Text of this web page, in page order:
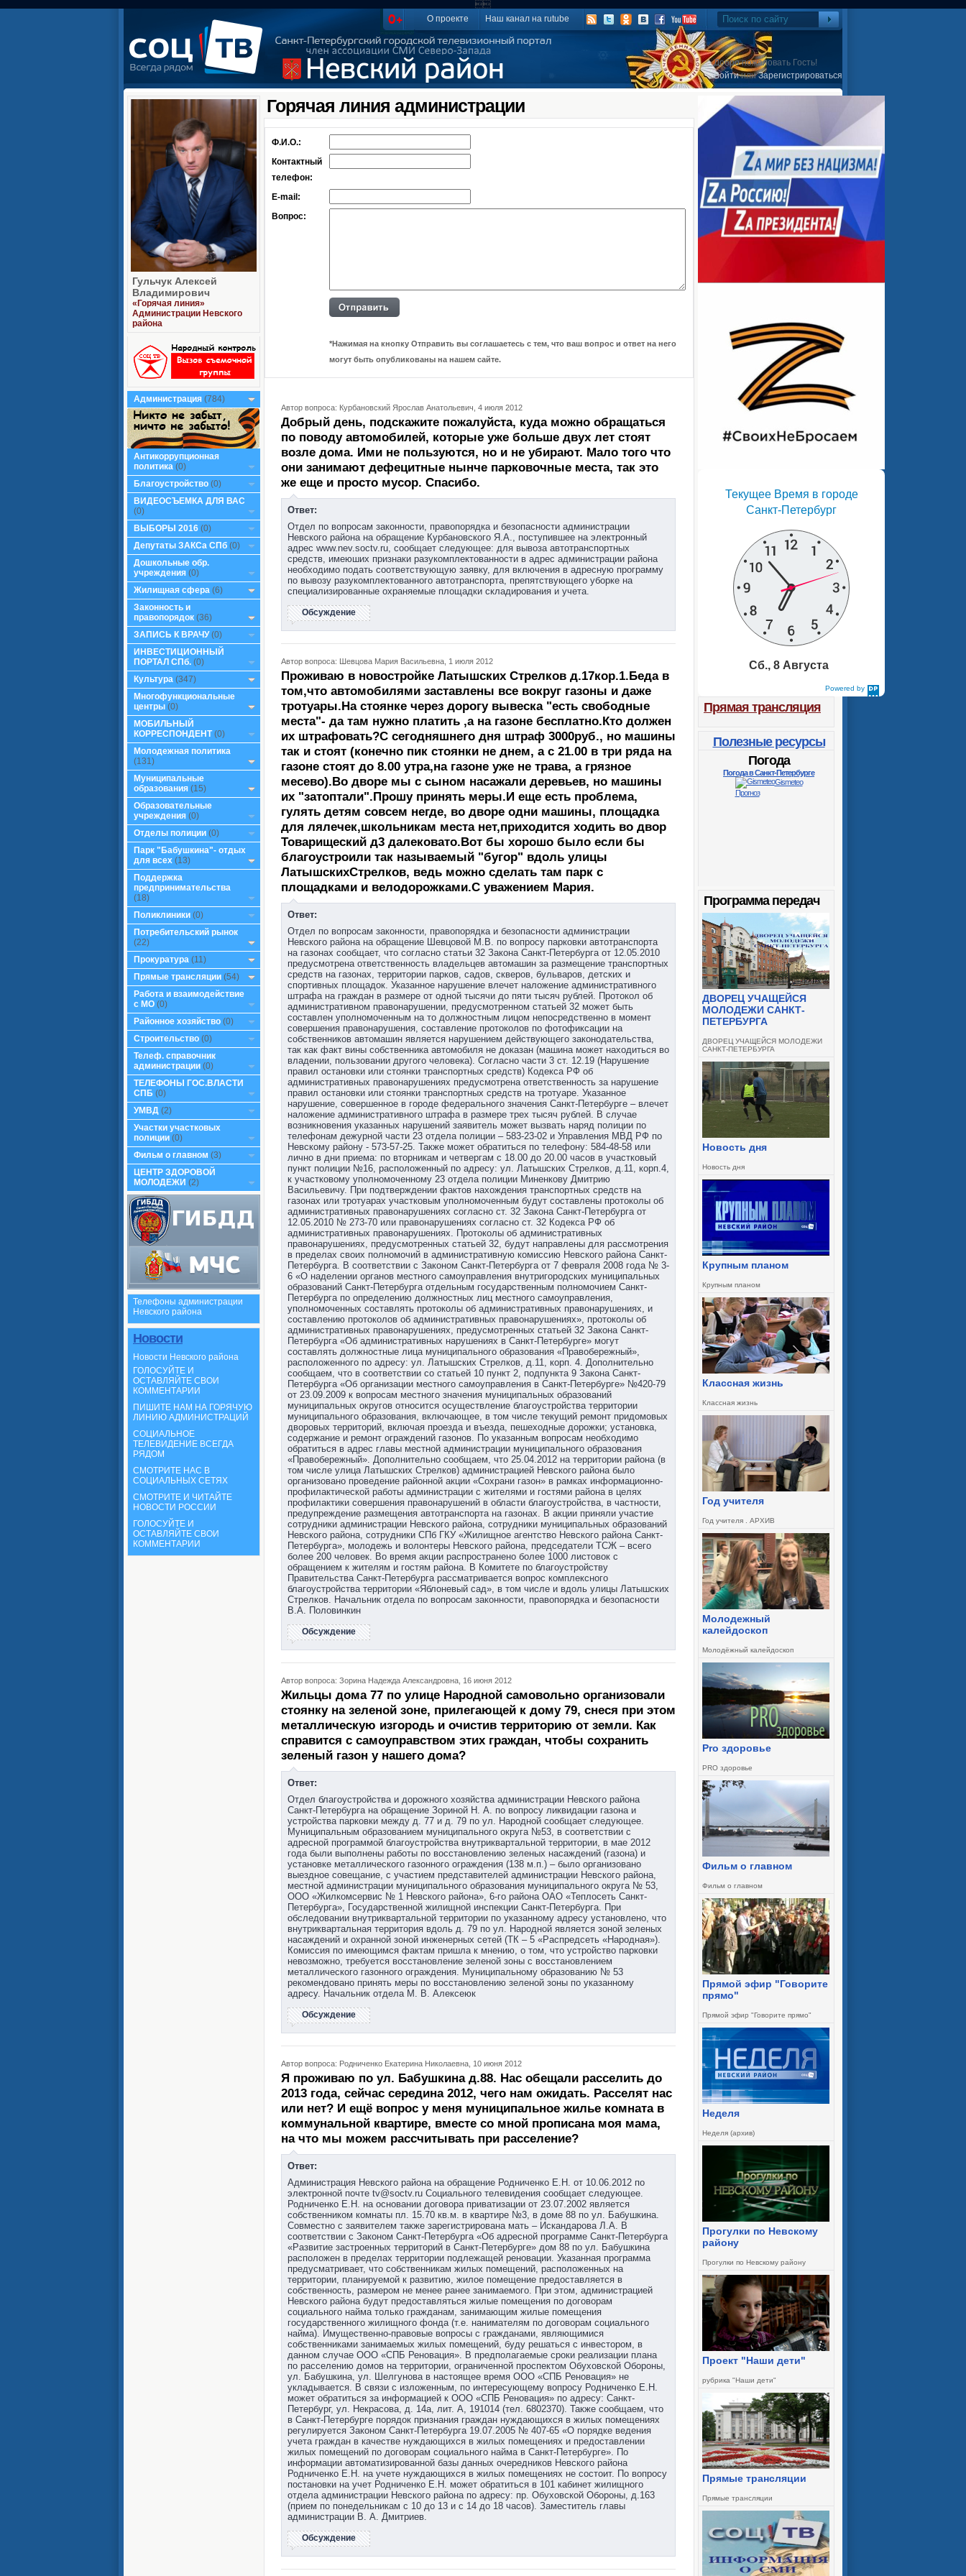

О проекте Наш канал на rutube
Добро пожаловать Гость!
ВойтиилиЗарегистрироваться
Гульчук Алексей
Владимирович
«Горячая линия»
Администрации Невского
района
Администрация (784)
Антикоррупционная
политика (0)
Благоустройство (0)
ВИДЕОСЪЕМКА ДЛЯ ВАС
(0)
ВЫБОРЫ 2016 (0)
Депутаты ЗАКСа СПб (0)
Дошкольные обр.
учреждения (0)
Жилищная сфера (6)
Законность и
правопорядок (36)
ЗАПИСЬ К ВРАЧУ(0)
ИНВЕСТИЦИОННЫЙ
ПОРТАЛ СПб. (0)
Культура (347)
Многофункциональные
центры (0)
МОБИЛЬНЫЙ
КОРРЕСПОНДЕНТ(0)
Молодежная политика
(131)
Муниципальные
образования (15)
Образовательные
учреждения (0)
Отделы полиции (0)
Парк "Бабушкина"- отдых
для всех (13)
Поддержка
предпринимательства
(18)
Поликлиники (0)
Потребительский рынок
(22)
Прокуратура (11)
Прямые трансляции (54)
Работа и взаимодействие
с МО (0)
Районное хозяйство (0)
Строительство (0)
Телеф. справочник
администрации (0)
ТЕЛЕФОНЫ ГОС.ВЛАСТИ
СПБ (0)
УМВД (2)
Участки участковых
полиции (0)
Фильм о главном (3)
ЦЕНТР ЗДОРОВОЙ
МОЛОДЕЖИ (2)
Телефоны администрации
Невского района
Новости
Новости Невского района
ГОЛОСУЙТЕ И
ОСТАВЛЯЙТЕ СВОИ
КОММЕНТАРИИ
ПИШИТЕ НАМ НА ГОРЯЧУЮ
ЛИНИЮ АДМИНИСТРАЦИЙ
СОЦИАЛЬНОЕ
ТЕЛЕВИДЕНИЕ ВСЕГДА
РЯДОМ
СМОТРИТЕ НАС В
СОЦИАЛЬНЫХ СЕТЯХ
СМОТРИТЕ И ЧИТАЙТЕ
НОВОСТИ РОССИИ
ГОЛОСУЙТЕ И
ОСТАВЛЯЙТЕ СВОИ
КОММЕНТАРИИ
Горячая линия администрации
Ф.И.О.:
Контактный
телефон:
E-mail:
Вопрос:
*Нажимая на кнопку Отправить вы соглашаетесь с тем, что ваш вопрос и ответ на него
могут быть опубликованы на нашем сайте.
Автор вопроса: Курбановский Ярослав Анатольевич, 4 июля 2012
Добрый день, подскажите пожалуйста, куда можно обращаться
по поводу автомобилей, которые уже больше двух лет стоят
возле дома. Ими не пользуются, но и не убирают. Мало того что
они занимают дефецитные нынче парковочные места, так это
же еще и просто мусор. Спасибо.
Ответ:
Отдел по вопросам законности, правопорядка и безопасности администрации
Невского района на обращение Курбановского Я.А., поступившее на электронный
адрес www.nev.soctv.ru, сообщает следующее: для вывоза автотранспортных
средств, имеюших признаки разукомплектованности в адрес администрации района
необходимо подать соответствующую заявку, для включения в адресную программу
по вывозу разукомплектованного автотранспорта, препятствующего уборке на
специализированные охраняемые площадки складирования и учета.
Обсуждение
Автор вопроса: Шевцова Мария Васильевна, 1 июля 2012
Проживаю в новостройке Латышских Стрелков д.17кор.1.Беда в
том,что автомобилями заставлены все вокруг газоны и даже
тротуары.На стоянке через дорогу вывеска "есть свободные
места"- да там нужно платить ,а на газоне бесплатно.Кто должен
их штрафовать?С сегодняшнего дня штраф 3000руб., но машины
так и стоят (конечно пик стоянки не днем, а с 21.00 в три ряда на
газоне стоят до 8.00 утра,на газоне уже не трава, а грязное
месево).Во дворе мы с сыном насажали деревьев, но машины
их "затоптали".Прошу принять меры.И еще есть проблема,
гулять детям совсем негде, во дворе одни машины, площадка
для лялечек,школьникам места нет,приходится ходить во двор
Товарищеский д3 далековато.Вот бы хорошо было если бы
благоустроили так называемый "бугор" вдоль улицы
ЛатышскихСтрелков, ведь можно сделать там парк с
площадками и велодорожками.С уважением Мария.
Ответ:
Отдел по вопросам законности, правопорядка и безопасности администрации
Невского района на обращение Шевцовой М.В. по вопросу парковки автотранспорта
на газонах сообщает, что согласно статьи 32 Закона Санкт-Петербурга от 12.05.2010
предусмотрена ответственность владельцев автомашин за размещение транспортных
средств на газонах, территории парков, садов, скверов, бульваров, детских и
спортивных площадок. Указанное нарушение влечет наложение административного
штрафа на граждан в размере от одной тысячи до пяти тысяч рублей. Протокол об
административном правонарушении, предусмотренном статьей 32 может быть
составлен уполномоченным на то должностным лицом непосредственно в момент
совершения правонарушения, составление протоколов по фотофиксации на
собственников автомашин является нарушением действующего законодательства,
так как факт вины собственника автомобиля не доказан (машина может находиться во
владении, пользовании другого человека). Согласно части 3 ст. 12.19 (Нарушение
правил остановки или стоянки транспортных средств) Кодекса РФ об
административных правонарушениях предусмотрена ответственность за нарушение
правил остановки или стоянки транспортных средств на тротуаре. Указанное
нарушение, совершенное в городе федерального значения Санкт-Петербурге – влечет
наложение административного штрафа в размере трех тысяч рублей. В случае
возникновения указанных нарушений заявитель может вызвать наряд полиции по
телефонам дежурной части 23 отдела полиции – 583-23-02 и Управления МВД РФ по
Невскому району - 573-57-25. Также может обратиться по телефону: 584-48-58 или
лично в дни приема: по вторникам и четвергам с 18.00 до 20.00 часов в участковый
пункт полиции №16, расположенный по адресу: ул. Латышских Стрелков, д.11, корп.4,
к участковому уполномоченному 23 отдела полиции Миненкову Дмитрию
Васильевичу. При подтверждении фактов нахождения транспортных средств на
газонах или тротуарах участковым уполномоченным будут составлены протоколы об
административных правонарушениях согласно ст. 32 Закона Санкт-Петербурга от
12.05.2010 № 273-70 или правонарушениях согласно ст. 32 Кодекса РФ об
административных правонарушениях. Протоколы об административных
правонарушениях, предусмотренных статьей 32, будут направлены для рассмотрения
в пределах своих полномочий в административную комиссию Невского района Санкт-
Петербурга. В соответствии с Законом Санкт-Петербурга от 7 февраля 2008 года № 3-
6 «О наделении органов местного самоуправления внутригородских муниципальных
образований Санкт-Петербурга отдельным государственным полномочием Санкт-
Петербурга по определению должностных лиц местного самоуправления,
уполномоченных составлять протоколы об административных правонарушениях, и
составлению протоколов об административных правонарушениях», протоколы об
административных правонарушениях, предусмотренных статьей 32 Закона Санкт-
Петербурга «Об административных нарушениях в Санкт-Петербурге» могут
составлять должностные лица муниципального образования «Правобережный»,
расположенного по адресу: ул. Латышских Стрелков, д.11, корп. 4. Дополнительно
сообщаем, что в соответствии со статьей 10 пункт 2, подпункта 9 Закона Санкт-
Петербурга «Об организации местного самоуправления в Санкт-Петербурге» №420-79
от 23.09.2009 к вопросам местного значения муниципальных образований
муниципальных округов относится осуществление благоустройства территории
муниципального образования, включающее, в том числе текущий ремонт придомовых
дворовых территорий, включая проезда и въезда, пешеходные дорожки; установка,
содержание и ремонт ограждений газонов. По указанным вопросам необходимо
обратиться в адрес главы местной администрации муниципального образования
«Правобережный». Дополнительно сообщаем, что 25.04.2012 на территории района (в
том числе улица Латышских Стрелков) администрацией Невского района было
организовано проведение районной акции «Сохрани газон» в рамках информационно-
профилактической работы администрации с жителями и гостями района в целях
профилактики совершения правонарушений в области благоустройства, в частности,
предупреждение размещения автотранспорта на газонах. В акции приняли участие
сотрудники администрации Невского района, сотрудники муниципальных образований
Невского района, сотрудники СПб ГКУ «Жилищное агентство Невского района Санкт-
Петербурга», молодежь и волонтеры Невского района, председатели ТСЖ – всего
более 200 человек. Во время акции распространено более 1000 листовок с
обращением к жителям и гостям района. В Комитете по благоустройству
Правительства Санкт-Петербурга рассматривается вопрос комплексного
благоустройства территории «Яблоневый сад», в том числе и вдоль улицы Латышских
Стрелков. Начальник отдела по вопросам законности, правопорядка и безопасности
В.А. Половинкин
Обсуждение
Автор вопроса: Зорина Надежда Александровна, 16 июня 2012
Жильцы дома 77 по улице Народной самовольно организовали
стоянку на зеленой зоне, прилегающей к дому 79, снеся при этом
металлическую изгородь и очистив территорию от земли. Как
справится с самоуправством этих граждан, чтобы сохранить
зеленый газон у нашего дома?
Ответ:
Отдел благоустройства и дорожного хозяйства администрации Невского района
Санкт-Петербурга на обращение Зориной Н. А. по вопросу ликвидации газона и
устройства парковки между д. 77 и д. 79 по ул. Народной сообщает следующее.
Муниципальным образованием муниципального округа №53, в соответствии с
адресной программой благоустройства внутриквартальной территории, в мае 2012
года были выполнены работы по восстановлению зеленых насаждений (газона) и
установке металлического газонного ограждения (138 м.п.) – было организовано
выездное совещание, с участием представителей администрации Невского района,
местной администрации муниципального образования муниципального округа № 53,
ООО «Жилкомсервис № 1 Невского района», 6-го района ОАО «Теплосеть Санкт-
Петербурга», Государственной жилищной инспекции Санкт-Петербурга. При
обследовании внутриквартальной территории по указанному адресу установлено, что
внутриквартальная территория вдоль д. 79 по ул. Народной является зоной зеленых
насаждений и охранной зоной инженерных сетей (ТК – 5 «Распредсеть «Народная»).
Комиссия по имеющимся фактам пришла к мнению, о том, что устройство парковки
невозможно, требуется восстановление зеленой зоны с восстановлением
металлического газонного ограждения. Муниципальному образованию № 53
рекомендовано принять меры по восстановлению зеленой зоны по указанному
адресу. Начальник отдела М. В. Алексеюк
Обсуждение
Автор вопроса: Родниченко Екатерина Николаевна, 10 июня 2012
Я проживаю по ул. Бабушкина д.88. Нас обещали расселить до
2013 года, сейчас середина 2012, чего нам ожидать. Расселят нас
или нет? И ещё вопрос у меня муниципальное жилье комната в
коммунальной квартире, вместе со мной прописана моя мама,
на что мы можем рассчитывать при расселение?
Ответ:
Администрация Невского района на обращение Родниченко Е.Н. от 10.06.2012 по
электронной почте tv@soctv.ru Социального телевидения сообщает следующее.
Родниченко Е.Н. на основании договора приватизации от 23.07.2002 является
собственником комнаты пл. 15.70 кв.м. в квартире №3, в доме 88 по ул. Бабушкина.
Совместно с заявителем также зарегистрирована мать – Искандарова Л.А. В
соответствии с Законом Санкт-Петербурга «Об адресной программе Санкт-Петербурга
«Развитие застроенных территорий в Санкт-Петербурге» дом 88 по ул. Бабушкина
расположен в пределах территории подлежащей реновации. Указанная программа
предусматривает, что собственникам жилых помещений, расположенных на
территории, планируемой к развитию, жилое помещение предоставляется в
собственность, размером не менее ранее занимаемого. При этом, администрацией
Невского района будут предоставляться жилые помещения по договорам
социального найма только гражданам, занимающим жилые помещения
государственного жилищного фонда (т.е. нанимателям по договорам социального
найма). Имущественно-правовые вопросы с гражданами, являющимися
собственниками занимаемых жилых помещений, буду решаться с инвестором, в
данном случае ООО «СПБ Реновация». В предполагаемые сроки реализации плана
по расселению домов на территории, ограниченной проспектом Обуховской Обороны,
ул. Бабушкина, ул. Шелгунова в настоящее время ООО «СПБ Реновация» не
укладывается. В связи с изложенным, по интересующему вопросу Родниченко Е.Н.
может обратиться за информацией к ООО «СПБ Реновация» по адресу: Санкт-
Петербург, ул. Некрасова, д. 14а, лит. А, 191014 (тел. 6802370). Также сообщаем, что
в Санкт-Петербурге порядок признания граждан нуждающихся в жилых помещениях
регулируется Законом Санкт-Петербурга 19.07.2005 № 407-65 «О порядке ведения
учета граждан в качестве нуждающихся в жилых помещениях и предоставлении
жилых помещений по договорам социального найма в Санкт-Петербурге». По
информации автоматизированной базы данных очередников Невского района
Родниченко Е.Н. на учете нуждающихся в жилых помещениях не состоит. По вопросу
постановки на учет Родниченко Е.Н. может обратиться в 101 кабинет жилищного
отдела администрации Невского района по адресу: пр. Обуховской Обороны, д.163
(прием по понедельникам с 10 до 13 и с 14 до 18 часов). Заместитель главы
администрации В. А. Дмитриев.
Обсуждение
Powered by
DaysPedia.com
Текущее Время в городе
Санкт-Петербург
Сб., 8 Августа
Прямая трансляция
Полезные ресурсы
Погода
Погода в Санкт-Петербурге
Gismeteo
Прогноз
Программа передач
ДВОРЕЦ УЧАЩЕЙСЯ
МОЛОДЕЖИ САНКТ-
ПЕТЕРБУРГА
ДВОРЕЦ УЧАЩЕЙСЯ МОЛОДЕЖИ
САНКТ-ПЕТЕРБУРГА
Новость дня
Новость дня
Крупным планом
Крупным планом
Классная жизнь
Классная жизнь
Год учителя
Год учителя . АРХИВ
Молодежный
калейдоскоп
Молодёжный калейдоскоп
Pro здоровье
PRO здоровье
Фильм о главном
Фильм о главном
Прямой эфир "Говорите
прямо"
Прямой эфир "Говорите прямо"
Неделя
Неделя (архив)
Прогулки по Невскому
району
Прогулки по Невскому району
Проект "Наши дети"
рубрика "Наши дети"
Прямые трансляции
Прямые трансляции